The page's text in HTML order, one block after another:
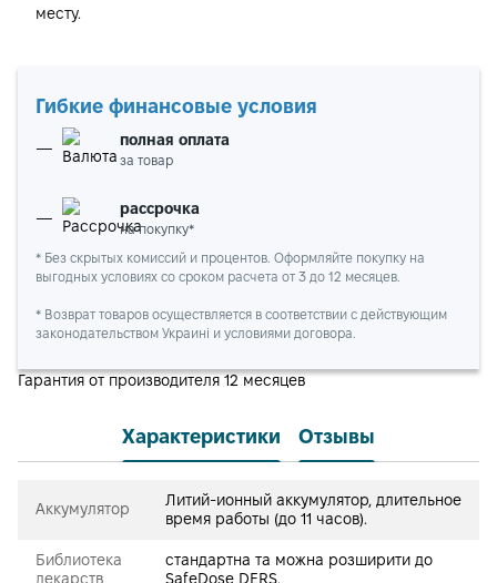
месту.
Гибкие финансовые условия
полная оплата
за товар
рассрочка
на покупку*
* Без скрытых комиссий и процентов. Оформляйте покупку на
выгодных условиях со сроком расчета от 3 до 12 месяцев.
* Возврат товаров осуществляется в соответствии с действующим
законодательством Украині и условиями договора.
Гарантия от производителя 12 месяцев
Характеристики Отзывы
Аккумулятор
Литий-ионный аккумулятор, длительное
время работы (до 11 часов).
Библиотека
лекарств
стандартна та можна розширити до
SafeDose DERS.